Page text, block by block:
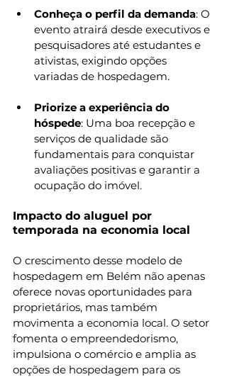
Conheça o perfil da demanda: O
evento atrairá desde executivos e
pesquisadores até estudantes e
ativistas, exigindo opções
variadas de hospedagem.
Priorize a experiência do
hóspede: Uma boa recepção e
serviços de qualidade são
fundamentais para conquistar
avaliações positivas e garantir a
ocupação do imóvel.
Impacto do aluguel por
temporada na economia local
O crescimento desse modelo de
hospedagem em Belém não apenas
oferece novas oportunidades para
proprietários, mas também
movimenta a economia local. O setor
fomenta o empreendedorismo,
impulsiona o comércio e amplia as
opções de hospedagem para os